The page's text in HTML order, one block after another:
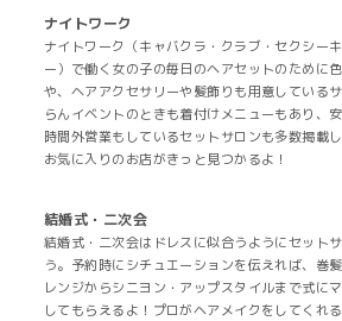
ナイトワーク
ナイトワーク（キャバクラ・クラブ・セクシー
ー）で働く女の子の毎日のヘアセットのために
や、ヘアアクセサリーや髪飾りも用意している
らんイベントのときも着付けメニューもあり、
時間外営業もしているセットサロンも多数掲載
お気に入りのお店がきっと見つかるよ！
結婚式・二次会
結婚式・二次会はドレスに似合うようにセット
う。予約時にシチュエーションを伝えれば、巻
レンジからシニヨン・アップスタイルまで式に
してもらえるよ！プロがヘアメイクをしてくれ